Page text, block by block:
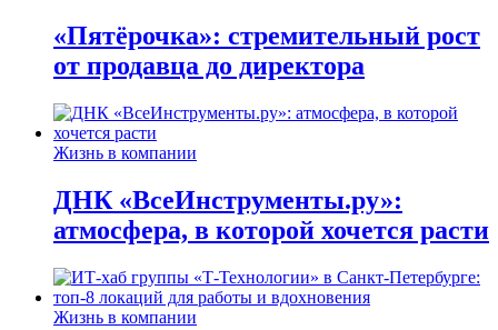
«Пятёрочка»: стремительный рост
от продавца до директора
Жизнь в компании
ДНК «ВсеИнструменты.ру»:
атмосфера, в которой хочется расти
Жизнь в компании